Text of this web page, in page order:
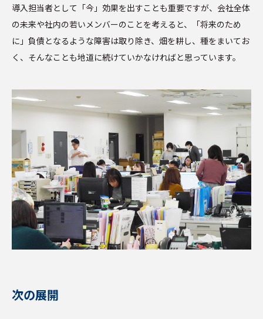
導入担当者として「今」効果を出すことも重要ですが、会社全体
の未来や社内の若いメンバーのことを考えると、「将来のため
に」負債となるような障害は取り除き、畑を耕し、種をまいてお
く、そんなことも地道に続けていかなければと思っています。
次の展開